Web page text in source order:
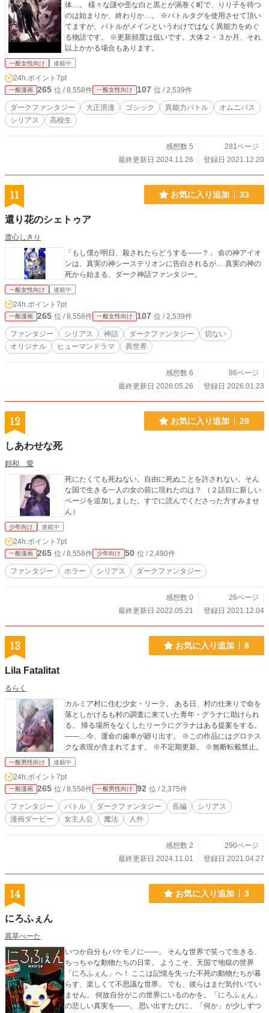
体…。 様々な謎や歪な白と黒とが渦巻く町で、りり子を待つ
のは始まりか、終わりか…。 ※バトルタグを使用させて頂い
てますが、バトルがメインというわけではなく異能力をめぐ
る物語です。 ※更新頻度は低いです。大体２・３か月、それ
以上かかる場合もあります。
一般女性向け 連載中
24h.ポイント 7pt
一般漫画 265 位 / 8,558件 一般女性向け 107 位 / 2,539件
ダークファンタジー 大正浪漫 ゴシック 異能力バトル
オムニバス
シリアス
高校生
感想数 5
281ページ
最終更新日 2024.11.26
登録日 2021.12.20
11 お気に入り追加 33
還り花のシェトゥア
渡心しきり
「もし僕が明日、殺されたらどうする――？」 命の神アイオ
ンは、真実の神シーステリオンに告白されるが… 真実の神の
死から始まる、ダーク神話ファンタジー。
一般女性向け 連載中
24h.ポイント 7pt
一般漫画 265 位 / 8,558件 一般女性向け 107 位 / 2,539件
ファンタジー シリアス 神話 ダークファンタジー
切ない
オリジナル
ヒューマンドラマ 異世界
感想数 6
86ページ
最終更新日 2026.05.26
登録日 2026.01.23
12 お気に入り追加 28
しあわせな死
頼和 愛
死にたくても死ねない。自由に死ぬことを許されない。そん
な国で生きる一人の女の前に現れたのは？ （２話目に新しい
ページを追加しました。すでに読んでくださった方すみませ
ん）
少年向け 連載中
24h.ポイント 7pt
一般漫画 265 位 / 8,558件 少年向け 50 位 / 2,490件
ファンタジー ホラー シリアス ダークファンタジー
感想数 0
26ページ
最終更新日 2022.05.21
登録日 2021.12.04
13 お気に入り追加 8
Lila Fatalitat
るらく
カルミア村に住む少女・リーラ。 ある日、村の仕来りで命を
落としかけるも村の調査に来ていた青年・グラナに助けられ
る。 帰る場所をなくしたリーラにグラナはある提案をする。
――…今、運命の歯車が廻り出す。 ※この作品にはグロテス
クな表現が含まれてます。 ※不定期更新。 ※無断転載禁止。
一般男性向け 連載中
24h.ポイント 7pt
一般漫画 265 位 / 8,558件 一般男性向け 92 位 / 2,375件
ファンタジー バトル ダークファンタジー 長編
シリアス
漫画ダービー
女主人公 魔法 人外
感想数 2
290ページ
最終更新日 2024.11.01
登録日 2021.04.27
14 お気に入り追加 3
にろふぇん
異草べーた
いつか自分もバケモノに――。 そんな世界で笑って生きる、
ちっちゃな動物たちの日常。 ようこそ、天国で地獄の世界
「にろふぇん」へ！ ここは記憶を失った不死の動物たちが暮
らす、楽しくて不思議な世界。 でも、彼らはまだ気付いてい
ません。 何故自分がこの世界にいるのかを。「にろふぇん」
の悲しい真実を――。 思い出すたびに、「何か」が少しずつ